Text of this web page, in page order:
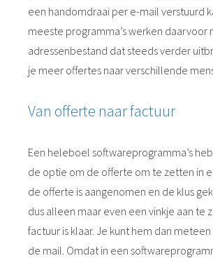
een handomdraai per e-mail verstuurd
meeste programma’s werken daarvoor
adressenbestand dat steeds verder
je meer offertes naar verschillende
Van offerte naar factuur
Een heleboel softwareprogramma’s
de optie om de offerte om te zetten in
de offerte is aangenomen en de klus
dus alleen maar even een vinkje aan te
factuur is klaar. Je kunt hem dan
de mail. Omdat in een